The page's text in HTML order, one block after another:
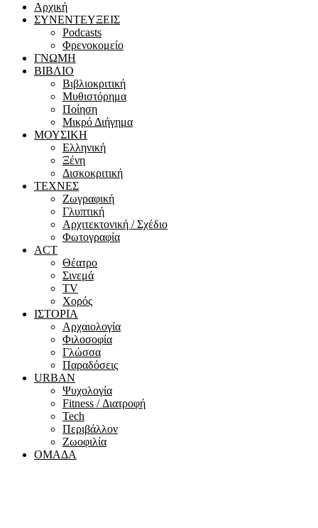
Αρχική
ΣΥΝΕΝΤΕΥΞΕΙΣ
Podcasts
Φρενοκομείο
ΓΝΩΜΗ
ΒΙΒΛΙΟ
Βιβλιοκριτική
Μυθιστόρημα
Ποίηση
Μικρό Διήγημα
ΜΟΥΣΙΚΗ
Ελληνική
Ξένη
Δισκοκριτική
ΤΕΧΝΕΣ
Ζωγραφική
Γλυπτική
Αρχιτεκτονική / Σχέδιο
Φωτογραφία
ACT
Θέατρο
Σινεμά
ΤV
Χορός
ΙΣΤΟΡΙΑ
Αρχαιολογία
Φιλοσοφία
Γλώσσα
Παραδόσεις
URBAN
Ψυχολογία
Fitness / Διατροφή
Tech
Περιβάλλον
Ζωοφιλία
ΟΜΑΔΑ